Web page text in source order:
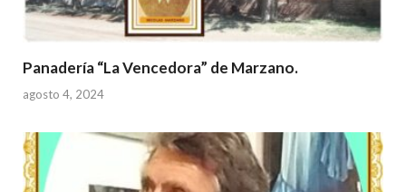
Panadería “La Vencedora” de Marzano.
agosto 4, 2024